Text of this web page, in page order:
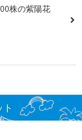
株の紫陽花